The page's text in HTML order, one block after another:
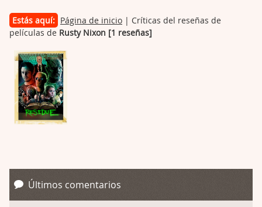
Estás aquí: Página de inicio | Críticas del reseñas de
películas de Rusty Nixon [1 reseñas]
Últimos comentarios